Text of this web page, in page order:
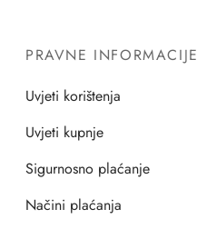
PRAVNE INFORMACIJE
Uvjeti korištenja
Uvjeti kupnje
Sigurnosno plaćanje
Načini plaćanja